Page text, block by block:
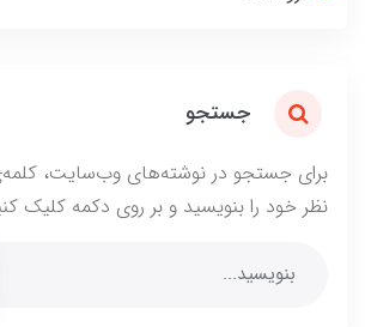
جستجو
برای جستجو در نوشته‌های وب‌سایت،
نظر خود را بنویسید و بر روی دکمه کلیک